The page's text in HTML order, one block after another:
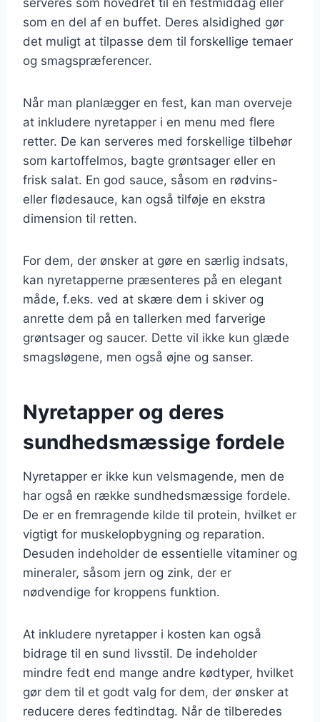
som en del af en buffet. Deres alsidighed gør
det muligt at tilpasse dem til forskellige temaer
og smagspræferencer.
Når man planlægger en fest, kan man overveje
at inkludere nyretapper i en menu med flere
retter. De kan serveres med forskellige tilbehør
som kartoffelmos, bagte grøntsager eller en
frisk salat. En god sauce, såsom en rødvins-
eller flødesauce, kan også tilføje en ekstra
dimension til retten.
For dem, der ønsker at gøre en særlig indsats,
kan nyretapperne præsenteres på en elegant
måde, f.eks. ved at skære dem i skiver og
anrette dem på en tallerken med farverige
grøntsager og saucer. Dette vil ikke kun glæde
smagsløgene, men også øjne og sanser.
Nyretapper og deres
sundhedsmæssige fordele
Nyretapper er ikke kun velsmagende, men de
har også en række sundhedsmæssige fordele.
De er en fremragende kilde til protein, hvilket er
vigtigt for muskelopbygning og reparation.
Desuden indeholder de essentielle vitaminer og
mineraler, såsom jern og zink, der er
nødvendige for kroppens funktion.
At inkludere nyretapper i kosten kan også
bidrage til en sund livsstil. De indeholder
mindre fedt end mange andre kødtyper, hvilket
gør dem til et godt valg for dem, der ønsker at
reducere deres fedtindtag. Når de tilberedes